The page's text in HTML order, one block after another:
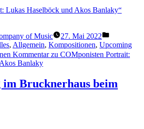
Lukas Haselböck und Akos Banlaky“
of Music
27. Mai 2022
, Allgemein, Kompositionen, Upcoming
Kommentarzu COMponisten Portrait:
Banlaky
Brucknerhaus beim